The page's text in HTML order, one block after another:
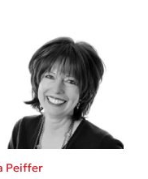
συναισθημάτων
Peiffer